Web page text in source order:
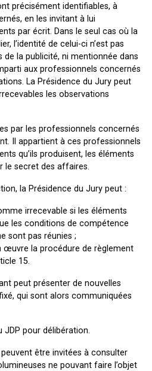
précisément identifiables, à
en les invitant à lui
par écrit. Dans le seul cas où la
l’identité de celui-ci n’est pas
de la publicité, ni mentionnée dans
aux professionnels concernés
La Présidence du Jury peut
les observations
par les professionnels concernés
Il appartient à ces professionnels
qu’ils produisent, les éléments
le secret des affaires.
la Présidence du Jury peut :
irrecevable si les éléments
les conditions de compétence
sont pas réunies ;
œuvre la procédure de règlement
15.
peut présenter de nouvelles
qui sont alors communiquées
JDP pour délibération.
être invitées à consulter
ne pouvant faire l’objet